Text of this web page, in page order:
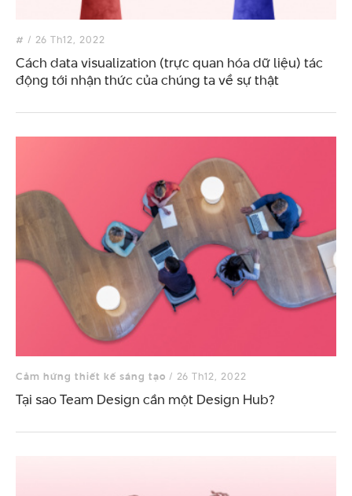
# / 26 Th12, 2022
Cách data visualization (trực quan hóa dữ liệu) tác
động tới nhận thức của chúng ta về sự thật
Cảm hứng thiết kế sáng tạo / 26 Th12, 2022
Tại sao Team Design cần một Design Hub?